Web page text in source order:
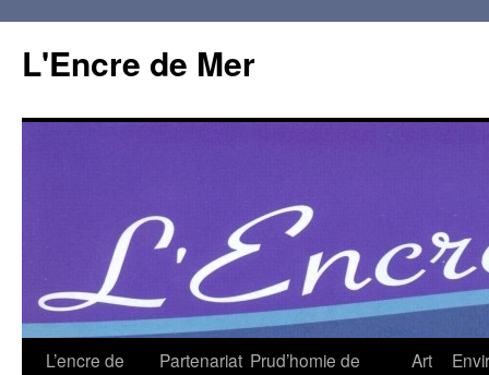
L'Encre de Mer
L’encre de
Partenariat Prud’homie de
Art